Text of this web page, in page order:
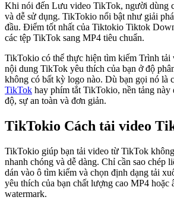
Khi nói đến Lưu video TikTok, người dùng
và dễ sử dụng. TikTokio nổi bật như giải
đầu. Điểm tốt nhất của Tiktokio Tiktok
các tệp TikTok sang MP4 tiêu chuẩn.
TikTokio có thể thực hiện tìm kiếm Trình
nội dung TikTok yêu thích của bạn ở độ
không có bất kỳ logo nào. Dù bạn gọi nó là
TikTok hay phím tắt TikTokio, nền tảng này
độ, sự an toàn và đơn giản.
TikTokio Cách tải video
TikTokio giúp bạn tải video từ TikTok
nhanh chóng và dễ dàng. Chỉ cần sao chép
dán vào ô tìm kiếm và chọn định dạng tải
yêu thích của bạn chất lượng cao MP4 hoặc
watermark.